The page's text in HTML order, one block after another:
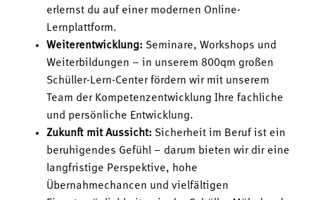
erlernst du auf einer modernen Online-
Lernplattform.
Weiterentwicklung: Seminare, Workshops und
Weiterbildungen – in unserem 800qm großen
Schüller-Lern-Center fördern wir mit unserem
Team der Kompetenzentwicklung Ihre fachliche
und persönliche Entwicklung.
Zukunft mit Aussicht: Sicherheit im Beruf ist ein
beruhigendes Gefühl – darum bieten wir dir eine
langfristige Perspektive, hohe
Übernahmechancen und vielfältigen